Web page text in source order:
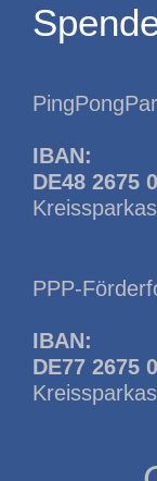
IBAN:
DE48 2675
PPP-
IBAN:
DE77 2675